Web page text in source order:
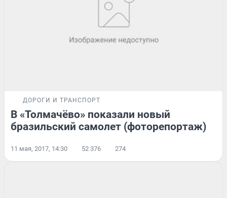
ДОРОГИ И ТРАНСПОРТ
В «Толмачёво» показали новый
бразильский самолет (фоторепортаж)
11 мая, 2017, 14:30 52 376 274